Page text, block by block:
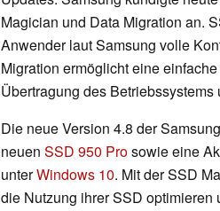
Magician und Data Migration an.
Anwender laut Samsung volle
Migration ermöglicht eine
Übertragung des
Die neue Version 4.8 der
neuen SSD 950 Prosowie eine
unterWindows 10. Mit der SSD
die Nutzung ihrer SSD